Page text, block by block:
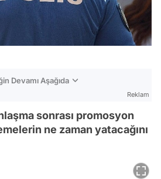
Devamı Aşağıda
Reklam
sonrası promosyon
ne zaman yatacağını